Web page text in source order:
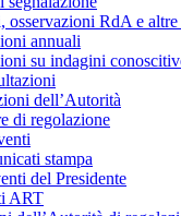
osservazioni RdA e
annuali
su indagini
dell’Autorità
di regolazione
stampa
del Presidente
ART